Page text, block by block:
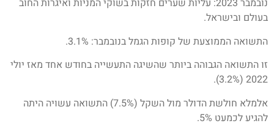
נובמבר 2023: עליות שערים חזקות בשוקי המניות ואיגרות החוב
בעולם ובישראל.
התשואה הממוצעת של קופות הגמל בנובמבר: 3.1%.
זו התשואה הגבוהה ביותר שהשיגה התעשייה בחודש אחד מאז יולי
2022 (3.2%).
אלמלא חולשת הדולר מול השקל (7.5%) התשואה עשויה היתה
להגיע לכמעט 5%.